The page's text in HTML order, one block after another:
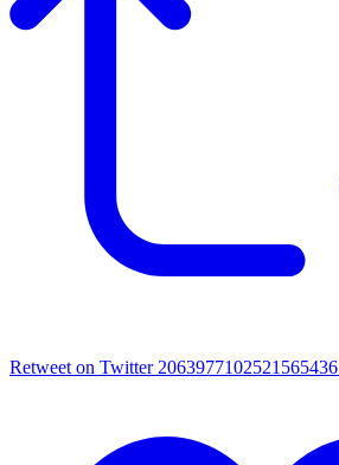
Retweet on Twitter 2063977102521565436